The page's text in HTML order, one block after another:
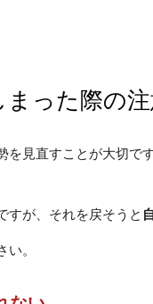
った際の
見直すことが大切です
すが、それを戻そうと
。